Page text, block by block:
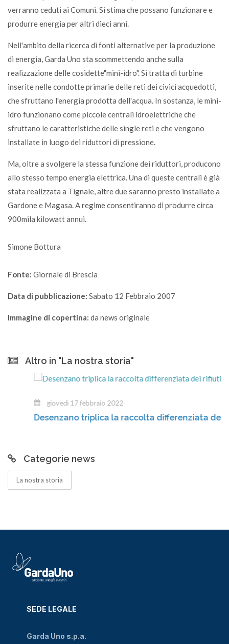
verranno ceduti ai Comuni. Si stima che possano funzionare e
produrre energia per altri dieci anni.
Nell'ambito della ricerca di fonti alternative per la produzione
di energia, Garda Uno sta scommettendo anche sulla
realizzazione delle cosidette"mini-idro". Si tratta di turbine
inserite nelle condotte primarie delle reti dei civici acquedotti,
che sfruttano l'energia prodotta dell'acqua. In sostanza, le mini-
idro funzionano come piccole centrali idroelettriche che
sfruttano le caratteristiche delle single reti e che vengono
installate in luogo dei riduttori di pressione.
Ma, oltre a svolgere la stessa funzione dei riduttori, producono
allo stesso tempo energia elettrica. Una di queste centrali è già
stata realizzata a Tignale, altre due saranno presto installate a
Gardone e Magasa. A regime consentiranno di produrre circa
900mila kilowatt annui.
Simone Bottura
Fonte: Giornale di Brescia
Data di pubblicazione: Sabato 12 Febbraio 2007
Immagine di copertina: da news originale
Altro in "La nostra storia"
giovedì 17 febbraio 2022
Desenzano triplica la raccolta differenziata dei rifiuti
Categorie news
La nostra storia
SEDE LEGALE
Garda Uno s.p.a.